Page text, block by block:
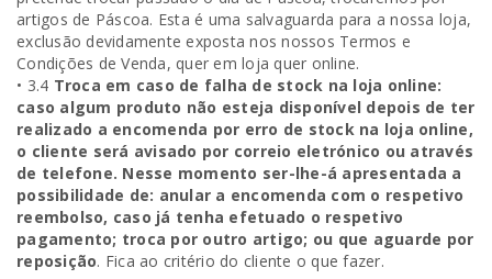
artigos de Páscoa. Esta é uma salvaguarda para a nossa loja,
exclusão devidamente exposta nos nossos Termos e
Condições de Venda, quer em loja quer online.
• 3.4 Troca em caso de falha de stock na loja online:
caso algum produto não esteja disponível depois de ter
realizado a encomenda por erro de stock na loja online,
o cliente será avisado por correio eletrónico ou através
de telefone. Nesse momento ser-lhe-á apresentada a
possibilidade de: anular a encomenda com o respetivo
reembolso, caso já tenha efetuado o respetivo
pagamento; troca por outro artigo; ou que aguarde por
reposição. Fica ao critério do cliente o que fazer.